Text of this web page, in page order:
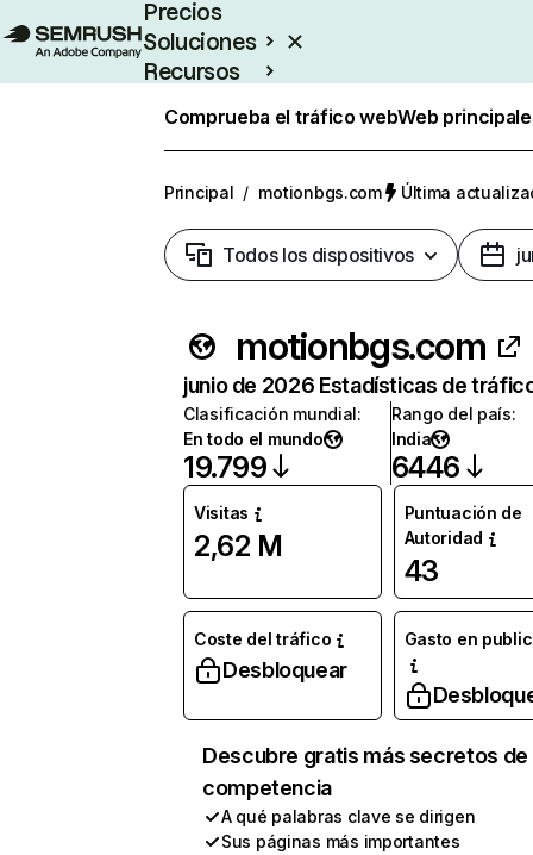
Precios
Soluciones
Recursos
Comprueba el tráfico webWeb
Principal / motionbgs.com Última
Todos los dispositivos
motionbgs.com
junio de 2026 Estadísticas de
Clasificación mundial:
En todo el mundo
19.799
Rango del país:
India
6446
Visitas
2,62 M
Puntuación de
Autoridad
43
Coste del tráfico
Desbloquear
Gasto en
Descubre gratis más secretos de
competencia
A qué palabras clave se dirigen
Sus páginas más importantes